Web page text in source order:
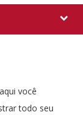
você
todo seu